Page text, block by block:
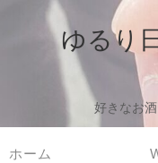
ゆるり
好きなお
ホーム